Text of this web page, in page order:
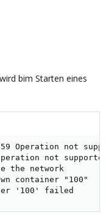
bim Starten eines
Operation not
not
the network
container "100"
'100' failed